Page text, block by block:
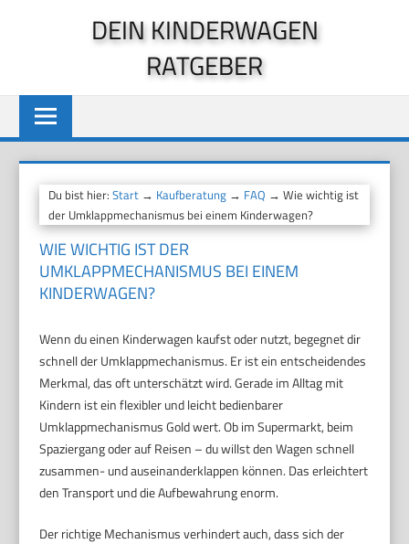
DEIN KINDERWAGEN
RATGEBER
Du bist hier:Start → Kaufberatung → FAQ → Wie wichtig ist
der Umklappmechanismus bei einem Kinderwagen?
WIE WICHTIG IST DER
UMKLAPPMECHANISMUS BEI EINEM
KINDERWAGEN?
Wenn du einen Kinderwagen kaufst oder nutzt, begegnet dir
schnell der Umklappmechanismus. Er ist ein entscheidendes
Merkmal, das oft unterschätzt wird. Gerade im Alltag mit
Kindern ist ein flexibler und leicht bedienbarer
Umklappmechanismus Gold wert. Ob im Supermarkt, beim
Spaziergang oder auf Reisen – du willst den Wagen schnell
zusammen- und auseinanderklappen können. Das erleichtert
den Transport und die Aufbewahrung enorm.
Der richtige Mechanismus verhindert auch, dass sich der